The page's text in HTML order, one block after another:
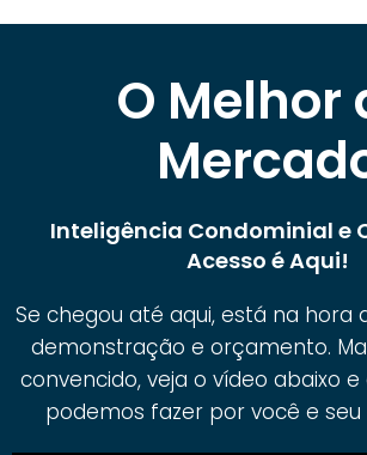
O Melhor
Inteligência Condominial e
Acesso é Aqui!
Se chegou até aqui, está na hora
demonstração e orçamento.
convencido, veja o vídeo abaixo
podemos fazer por você e seu